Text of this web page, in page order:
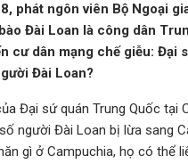
phát ngôn viên Bộ Ngoại
Đài Loan là công dân
cư dân mạng chế giễu:
Đài Loan?
Đại sứ quán Trung Quốc tại
người Đài Loan bị lừa sang
gì ở Campuchia, họ có thể